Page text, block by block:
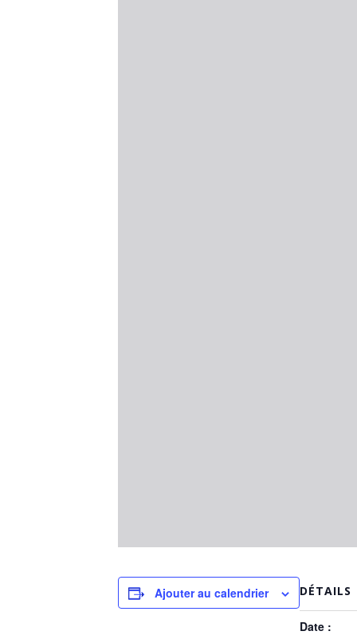
Ajouter au calendrier DÉTAILS
Date :